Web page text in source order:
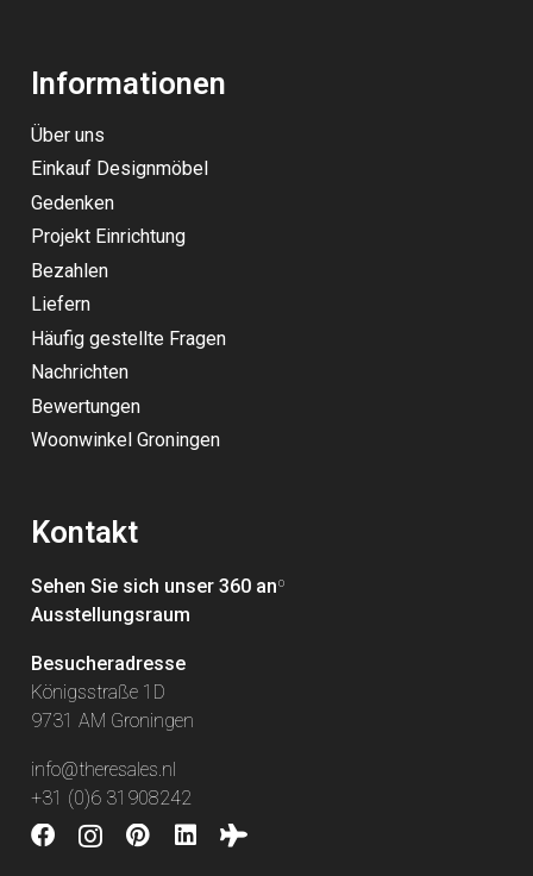
Informationen
Über uns
Einkauf Designmöbel
Gedenken
Projekt Einrichtung
Bezahlen
Liefern
Häufig gestellte Fragen
Nachrichten
Bewertungen
Woonwinkel Groningen
Kontakt
Sehen Sie sich unser 360 anº
Ausstellungsraum
Besucheradresse
Königsstraße 1D
9731 AM Groningen
info@theresales.nl
+31 (0)6 31908242